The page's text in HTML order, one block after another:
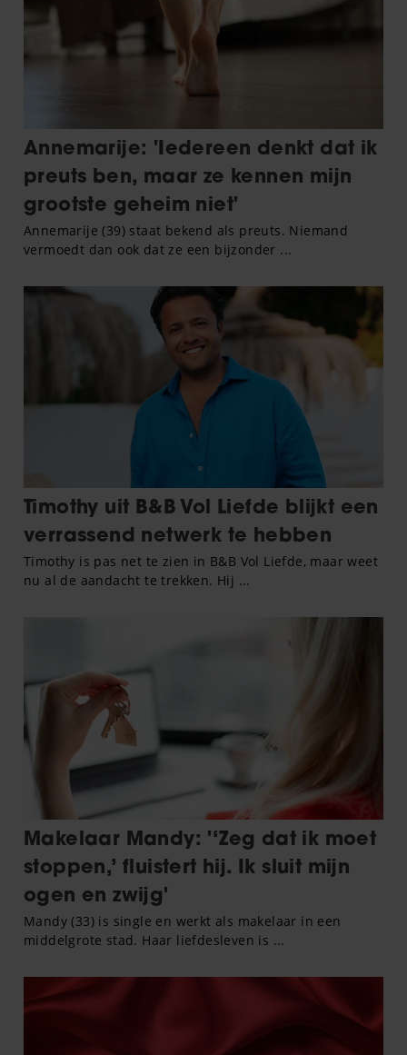
informatie die u aan ze heeft verstrekt of die ze hebben
verzameld op basis van uw gebruik van hun services. U
gaat akkoord met onze cookies als u onze website blijft